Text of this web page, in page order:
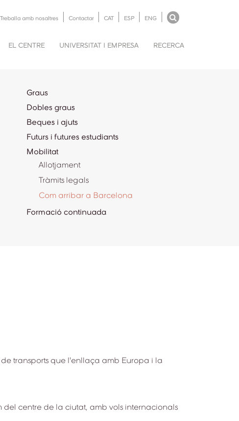
Treballa amb nosaltres Contactar CAT ESP ENG
EL CENTRE UNIVERSITAT I EMPRESA RECERCA
Graus
Dobles graus
Beques i ajuts
Futurs i futures estudiants
Mobilitat
Allotjament
Tràmits legals
Com arribar a Barcelona
Formació continuada
transports que l'enllaça amb Europa i la
centre de la ciutat, amb vols internacionals